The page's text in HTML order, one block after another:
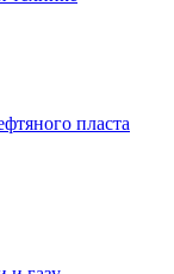
пласта